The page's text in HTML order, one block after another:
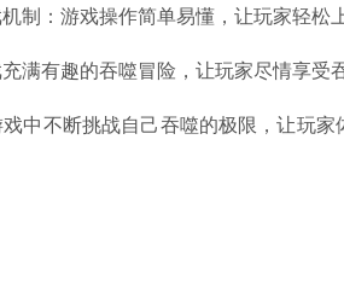
制：游戏操作简单易懂，让玩家轻松
满有趣的吞噬冒险，让玩家尽情享受
中不断挑战自己吞噬的极限，让玩